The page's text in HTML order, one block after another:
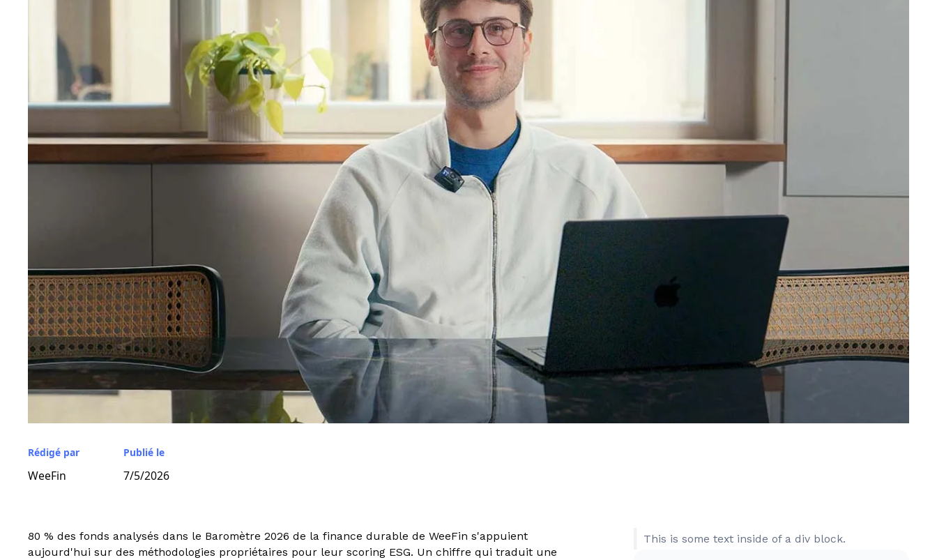
Rédigé par
WeeFin
Publié le
7/5/2026
80 % des fonds analysés dans le Baromètre 2026 de la finance durable de WeeFin s'appuient
aujourd'hui sur des méthodologies propriétaires pour leur scoring ESG. Un chiffre qui traduit une
This is some text inside of a div block.